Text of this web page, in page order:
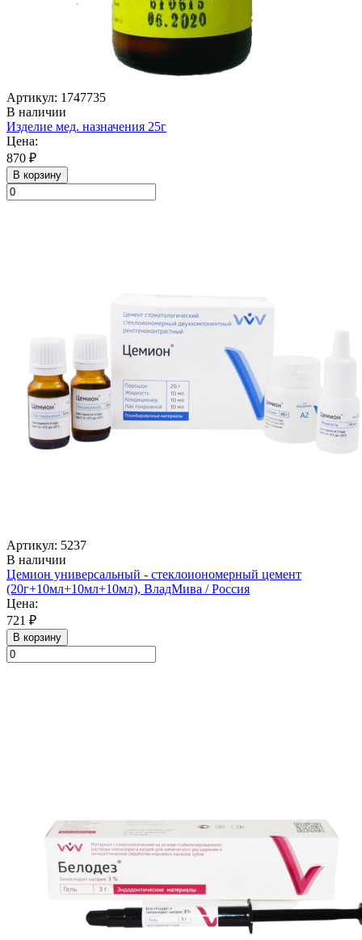
Артикул: 1747735
В наличии
Изделие мед. назначения 25г
Цена:
870 ₽
В корзину
Артикул: 5237
В наличии
Цемион универсальный - стеклоиономерный цемент
(20г+10мл+10мл+10мл), ВладМива / Россия
Цена:
721 ₽
В корзину